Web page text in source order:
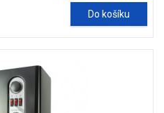
Do košíku